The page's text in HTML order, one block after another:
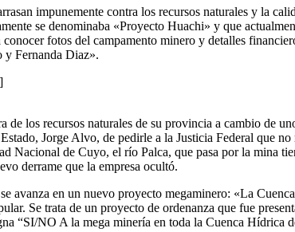
impunemente contra los recursos naturales y la
se denominaba «Proyecto Huachi» y que
fotos del campamento minero y detalles
y Fernanda Diaz».
los recursos naturales de su provincia a cambio de
Jorge Alvo, de pedirle a la Justicia Federal que
de Cuyo, el río Palca, que pasa por la mina
derrame que la empresa ocultó.
avanza en un nuevo proyecto megaminero: «La
Se trata de un proyecto de ordenanza que fue
“SI/NO A la mega minería en toda la Cuenca Hídrica